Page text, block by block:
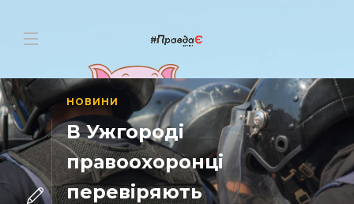
НОВИНИ
В Ужгороді
правоохоронці
перевіряють